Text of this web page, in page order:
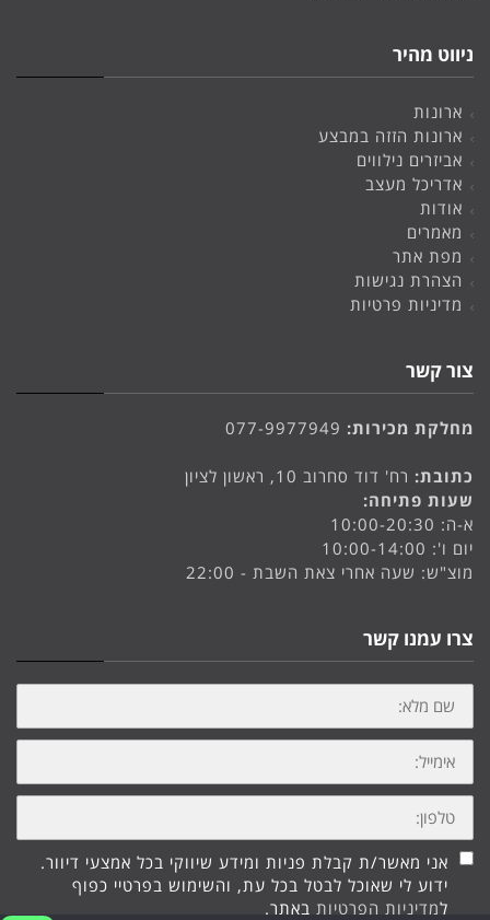
ניווט מהיר
ארונות
ארונות הזזה במבצע
אביזרים נילווים
אדריכל מעצב
אודות
מאמרים
מפת אתר
הצהרת נגישות
מדיניות פרטיות
צור קשר
מחלקת מכירות: 077-9977949
כתובת: רח' דוד סחרוב 10, ראשון לציון
שעות פתיחה:
א-ה: 10:00-20:30
יום ו': 10:00-14:00
מוצ"ש: שעה אחרי צאת השבת - 22:00
צרו עמנו קשר
שם
מלא:
אימייל:
טלפון:
אני מאשר/ת קבלת פניות ומידע שיווקי בכל אמצעי דיוור.
ידוע לי שאוכל לבטל בכל עת, והשימוש בפרטיי כפוף
למדיניות הפרטיות באתר.